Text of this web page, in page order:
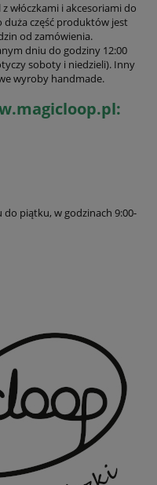
włóczkami i akcesoriami do
duża część produktów jest
od zamówienia.
dniu do godziny 12:00
soboty i niedzieli). Inny
wyroby handmade.
piątku, w godzinach 9:00-